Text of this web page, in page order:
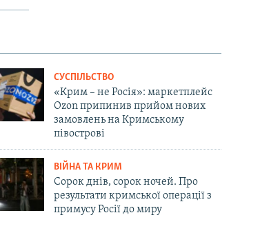
СУСПІЛЬСТВО
«Крим – не Росія»: маркетплейс
Ozon припинив прийом нових
замовлень на Кримському
півострові
ВІЙНА ТА КРИМ
Сорок днів, сорок ночей. Про
результати кримської операції з
примусу Росії до миру